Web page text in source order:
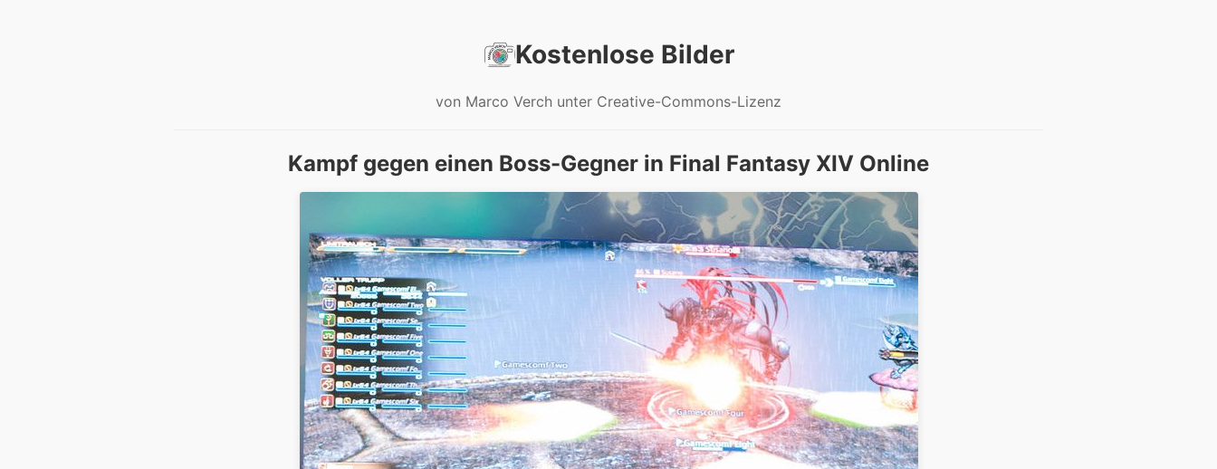
Kostenlose Bilder
von Marco Verch unter Creative-Commons-Lizenz
Kampf gegen einen Boss-Gegner in Final Fantasy XIV Online